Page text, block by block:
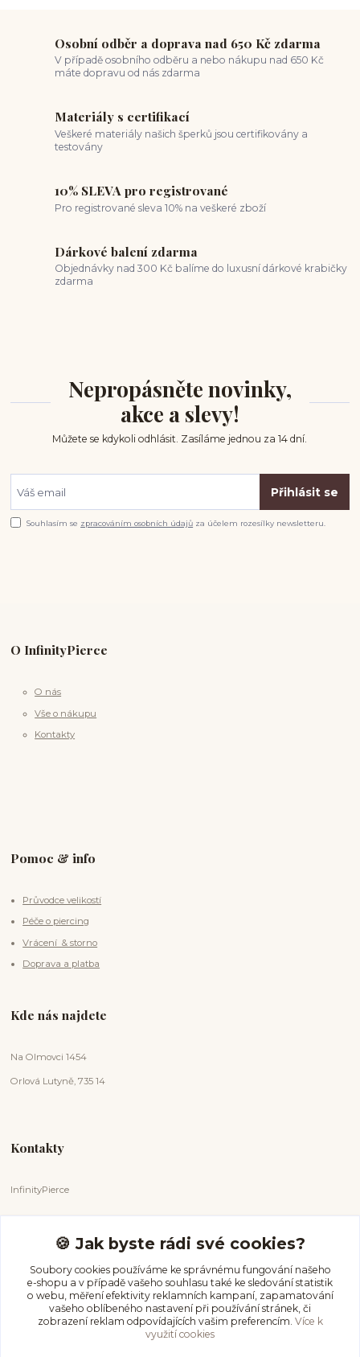
Osobní odběr a doprava nad 650 Kč zdarma
V případě osobního odběru a nebo nákupu nad 650 Kč
máte dopravu od nás zdarma
Materiály s certifikací
Veškeré materiály našich šperků jsou certifikovány a
testovány
10% SLEVA pro registrované
Pro registrované sleva 10% na veškeré zboží
Dárkové balení zdarma
Objednávky nad 300 Kč balíme do luxusní dárkové krabičky
zdarma
Nepropásněte novinky,
akce a slevy!
Můžete se kdykoli odhlásit. Zasíláme jednou za 14 dní.
Přihlásit se
Souhlasím se zpracováním osobních údajů za účelem rozesílky newsletteru.
O InfinityPierce
O nás
Vše o nákupu
Kontakty
Pomoc & info
Průvodce velikostí
Péče o piercing
Vrácení & storno
Doprava a platba
Kde nás najdete
Na Olmovci 1454
Orlová Lutyně, 735 14
Kontakty
InfinityPierce
+420 731 681 038
(Po-Ne, 9-18 hod.)
info@infinitypierce.cz
🍪 Jak byste rádi své cookies?
Soubory cookies používáme ke správnému fungování našeho
e-shopu a v případě vašeho souhlasu také ke sledování statistik
o webu, měření efektivity reklamních kampaní, zapamatování
vašeho oblíbeného nastavení při používání stránek, či
zobrazení reklam odpovídajících vašim preferencím. Více k
využití cookies